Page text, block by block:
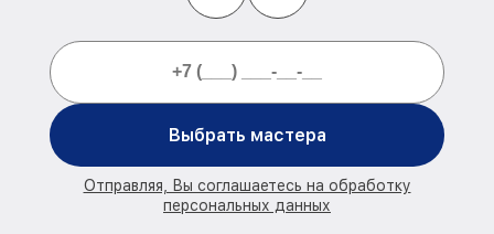
Выбрать мастера
Отправляя, Вы соглашаетесь на обработку
персональных данных